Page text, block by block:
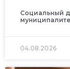
Социальный
04.08.2026